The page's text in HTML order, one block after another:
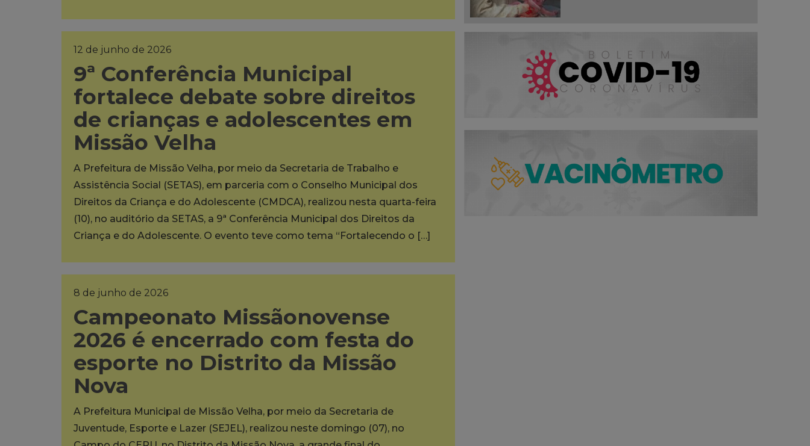
12 de junho de 2026
9ª Conferência Municipal
fortalece debate sobre direitos
de crianças e adolescentes em
Missão Velha
A Prefeitura de Missão Velha, por meio da Secretaria de Trabalho e
Assistência Social (SETAS), em parceria com o Conselho Municipal dos
Direitos da Criança e do Adolescente (CMDCA), realizou nesta quarta-feira
(10), no auditório da SETAS, a 9ª Conferência Municipal dos Direitos da
Criança e do Adolescente. O evento teve como tema “Fortalecendo o […]
8 de junho de 2026
Campeonato Missãonovense
2026 é encerrado com festa do
esporte no Distrito da Missão
Nova
A Prefeitura Municipal de Missão Velha, por meio da Secretaria de
Juventude, Esporte e Lazer (SEJEL), realizou neste domingo (07), no